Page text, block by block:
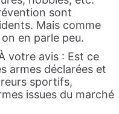
sont
Mais comme
en parle peu.
votre avis : Est ce
armes déclarées et
sportifs,
issues du marché